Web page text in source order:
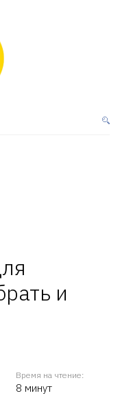
и
Время на чтение:
8 минут